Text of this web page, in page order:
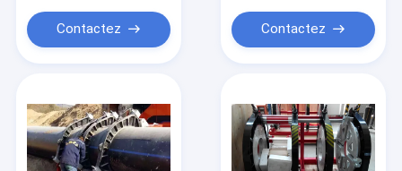
Contactez Contactez